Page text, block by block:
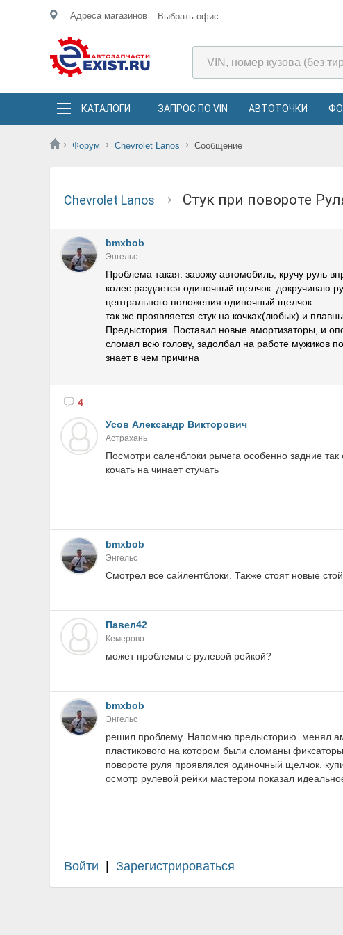
Адреса магазинов Выбрать офис
КАТАЛОГИ ЗАПРОС ПО VIN АВТОТОЧКИ
Форум Chevrolet Lanos Сообщение
Chevrolet Lanos Стук при повороте
bmxbob
Энгельс
Проблема такая. завожу автомобиль, кручу руль
колес раздается одиночный щелчок. докручиваю
центрального положения одиночный щелчок.
так же проявляется стук на кочках(любых) и
Предыстория. Поставил новые амортизаторы, и
сломал всю голову, задолбал на работе мужиков
знает в чем причина
4
Усов Александр Викторович
Астрахань
Посмотри саленблоки рычега особенно задние
кочать на чинает стучать
bmxbob
Энгельс
Смотрел все сайлентблоки. Также стоят новые
Павел42
Кемерово
может проблемы с рулевой рейкой?
bmxbob
Энгельс
решил проблему. Напомню предысторию. менял
пластикового на котором были сломаны
повороте руля проявлялся одиночный щелчок.
осмотр рулевой рейки мастером показал
Войти Зарегистрироваться